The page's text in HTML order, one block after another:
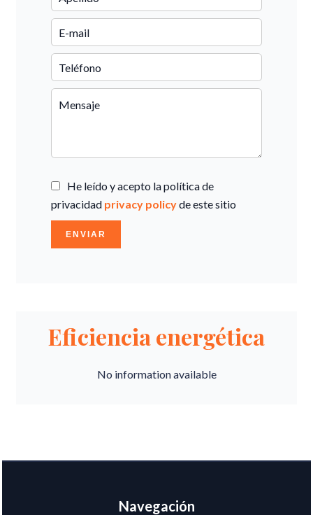
He leído y acepto la política de
privacidad privacy policyde este sitio
ENVIAR
Eficiencia energética
No information available
Navegación